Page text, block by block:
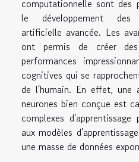
computationnelle sont des
le développement des
artificielle avancée. Les
ont permis de créer
performances
cognitives qui se
de l'humain. En effet, une
neurones bien conçue est
complexes
aux modèles
une masse de données